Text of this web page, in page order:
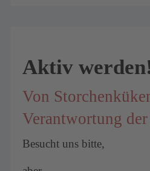
Aktiv
Von
Verantwortung
Besucht uns bitte,